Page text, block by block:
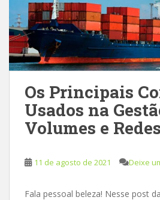
Os Principais
Usados na
Volumes e
11 de agosto de 2021 Deixe
Fala pessoal beleza! Nesse post